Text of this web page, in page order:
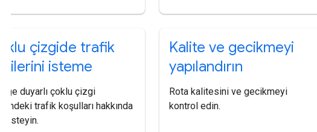
çizgide trafik
isteme
duyarlı çoklu çizgi
trafik koşulları hakkında
isteyin.
Kalite ve gecikmeyi
yapılandırın
Rota kalitesini ve gecikmeyi
kontrol edin.